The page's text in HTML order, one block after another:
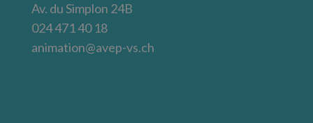
Av. du Simplon 24B
024 471 40 18
animation@avep-vs.ch